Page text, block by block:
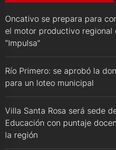
Oncativo se prepara para
el motor productivo regional
“Impulsa”
Río Primero: se aprobó la
para un loteo municipal
Villa Santa Rosa será sede
Educación con puntaje
la región